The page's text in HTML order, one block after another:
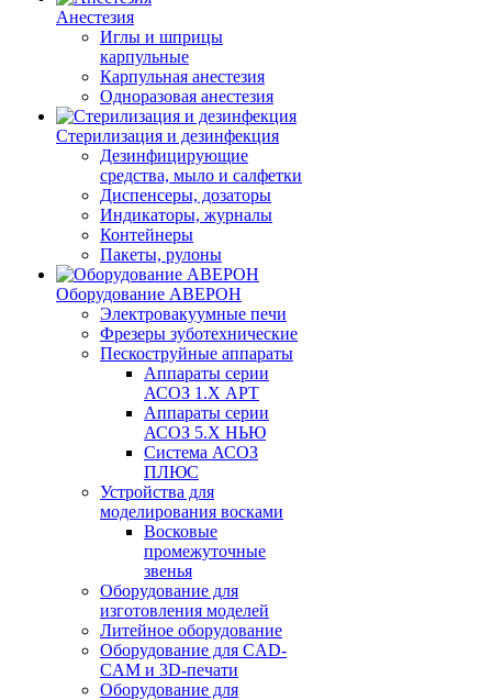
Анестезия
Иглы и шприцы
карпульные
Карпульная анестезия
Одноразовая анестезия
Стерилизация и дезинфекция
Дезинфицирующие
средства, мыло и салфетки
Диспенсеры, дозаторы
Индикаторы, журналы
Контейнеры
Пакеты, рулоны
Оборудование АВЕРОН
Электровакуумные печи
Фрезеры зуботехнические
Пескоструйные аппараты
Аппараты серии
АСОЗ 1.Х АРТ
Аппараты серии
АСОЗ 5.Х НЬЮ
Система АСОЗ
ПЛЮС
Устройства для
моделирования восками
Восковые
промежуточные
звенья
Оборудование для
изготовления моделей
Литейное оборудование
Оборудование для CAD-
CAM и 3D-печати
Оборудование для